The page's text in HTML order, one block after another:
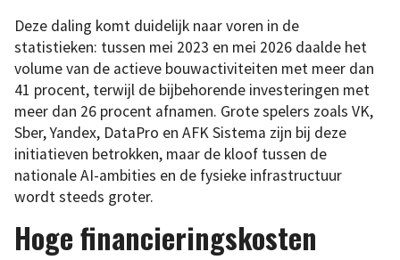
Deze daling komt duidelijk naar voren in de
statistieken: tussen mei 2023 en mei 2026 daalde het
volume van de actieve bouwactiviteiten met meer dan
41 procent, terwijl de bijbehorende investeringen met
meer dan 26 procent afnamen. Grote spelers zoals VK,
Sber, Yandex, DataPro en AFK Sistema zijn bij deze
initiatieven betrokken, maar de kloof tussen de
nationale AI-ambities en de fysieke infrastructuur
wordt steeds groter.
Hoge financieringskosten